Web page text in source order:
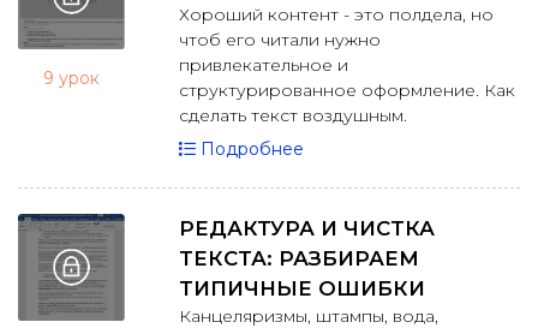
9 урок
Хороший контент - это полдела, но
чтоб его читали нужно
привлекательное и
структурированное оформление. Как
сделать текст воздушным.
Подробнее
РЕДАКТУРА И ЧИСТКА
ТЕКСТА: РАЗБИРАЕМ
ТИПИЧНЫЕ ОШИБКИ
Канцеляризмы, штампы, вода,